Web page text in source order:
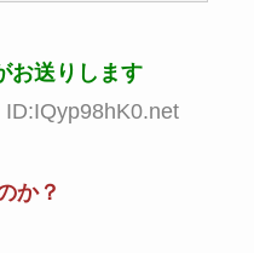
お送りします
か？